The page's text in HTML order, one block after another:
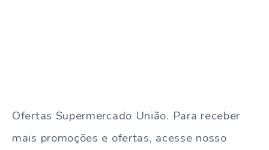
Ofertas Supermercado União. Para receber
mais promoções e ofertas, acesse nosso